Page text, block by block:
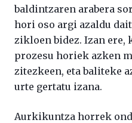
baldintzaren arabera
hori oso argi azaldu
zikloen bidez. Izan ere,
prozesu horiek azken
zitezkeen, eta baliteke
urte gertatu izana.
Aurkikuntza horrek